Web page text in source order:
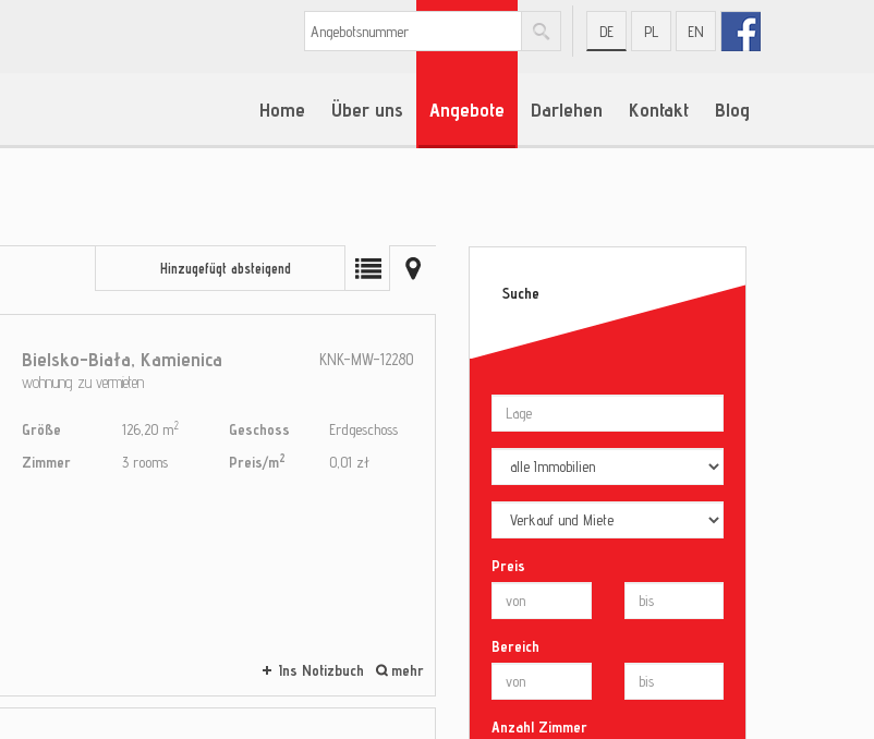
DE PL EN
Home Über uns Angebote Darlehen Kontakt Blog
Hinzugefügt absteigend
Bielsko-Biała, Kamienica
wohnung zu vermieten
KNK-MW-12280
Größe 126,20 m2 Geschoss
Erdgeschoss
Zimmer
3 rooms Preis/m2 0,01 zł
Ins Notizbuch mehr
Suche
Preis
Bereich
Anzahl Zimmer